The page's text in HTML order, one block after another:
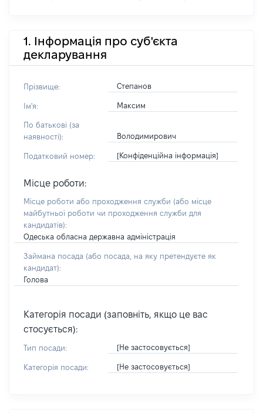
1. Інформація про суб'єкта
декларування
Прізвище: Степанов
Ім'я: Максим
По батькові (за
наявності):
Володимирович
Податковий номер: [Конфіденційна інформація]
Місце роботи:
Місце роботи або проходження служби (або місце
майбутньої роботи чи проходження служби для
кандидатів):
Одеська обласна державна адміністрація
Займана посада (або посада, на яку претендуєте як
кандидат):
Голова
Категорія посади (заповніть, якщо це вас
стосується):
Тип посади: [Не застосовується]
Категорія посади: [Не застосовується]